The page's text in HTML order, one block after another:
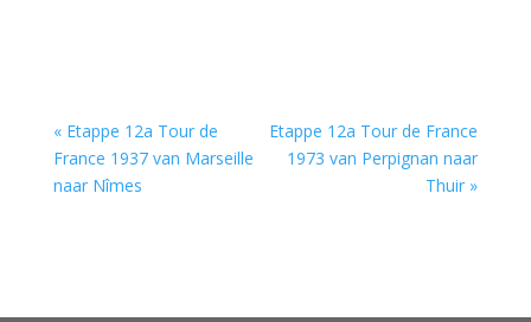
« Etappe 12a Tour de
France 1937 van Marseille
naar Nîmes
Etappe 12a Tour de France
1973 van Perpignan naar
Thuir »